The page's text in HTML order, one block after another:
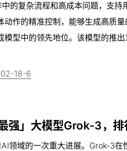
的复杂流程和高成本问题，支
作的精准控制，能够生成高质
型中的领先地位。该模型的推
18-6
强」大模型Grok-3，
领域的一次重大进展。Grok-3